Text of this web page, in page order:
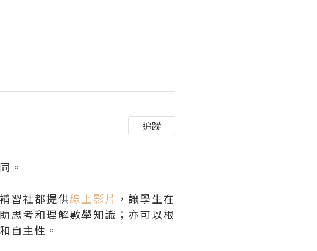
追蹤
。
習社都提供線上影片 ，讓學生在
思考和理解數學知識；亦可以根
自主性。